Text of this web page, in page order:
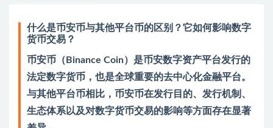
什么是币安币与其他平台币的区别？它如何影响数字
货币交易？
币安币（Binance Coin）是币安数字资产平台发行的
法定数字货币，也是全球重要的去中心化金融平台。
与其他平台币相比，币安币在发行目的、发行机制、
生态体系以及对数字货币交易的影响等方面存在显著